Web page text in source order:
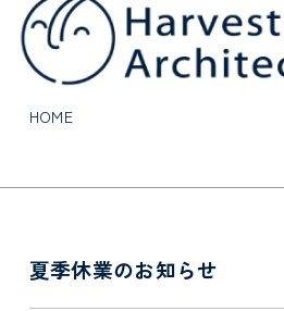
HOME
夏季休業のお知らせ